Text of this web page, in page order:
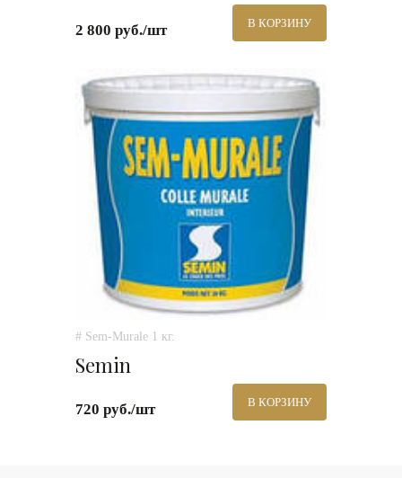
2 800 руб./шт В КОРЗИНУ
# Sem-Murale 1 кг.
Semin
720 руб./шт В КОРЗИНУ